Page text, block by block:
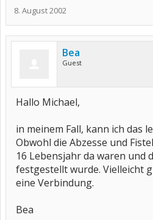
8. August 2002
Bea
Guest
Hallo Michael,
in meinem Fall, kann ich das
Obwohl die Abzesse und
16 Lebensjahr da waren und
festgestellt wurde. Vielleicht
eine Verbindung.
Bea